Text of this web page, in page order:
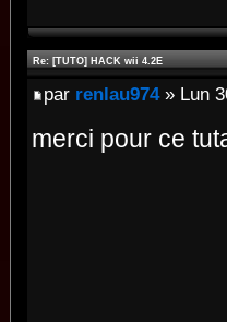
Re: [TUTO] HACK wii 4.2E
par renlau974» Lun
merci pour ce